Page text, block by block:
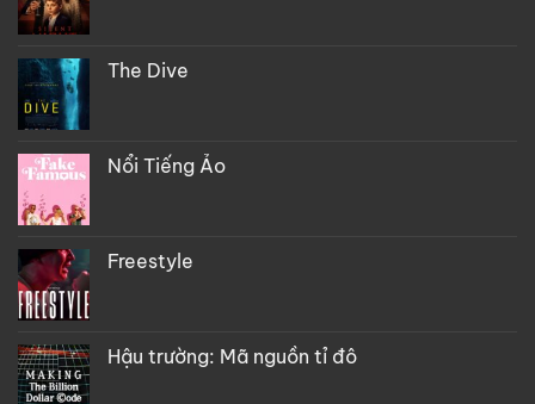
The Dive
Nổi Tiếng Ảo
Freestyle
Hậu trường: Mã nguồn tỉ đô